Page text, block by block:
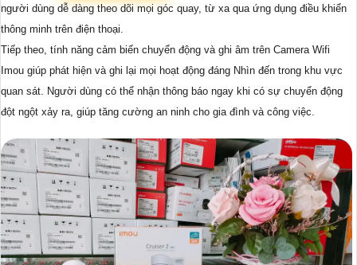
người dùng dễ dàng theo dõi mọi góc quay, từ xa qua ứng dụng điều khiển
thông minh trên điện thoại.
Tiếp theo, tính năng cảm biến chuyển động và ghi âm trên Camera Wifi
Imou giúp phát hiện và ghi lại mọi hoạt động đáng Nhìn đến trong khu vực
quan sát. Người dùng có thể nhận thông báo ngay khi có sự chuyển động
đột ngột xảy ra, giúp tăng cường an ninh cho gia đình và công việc.